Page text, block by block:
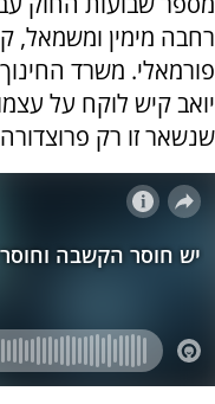
רחבה מימין ומשמאל,
פורמאלי. משרד
יואב קיש לוקח על
שנשאר זו רק